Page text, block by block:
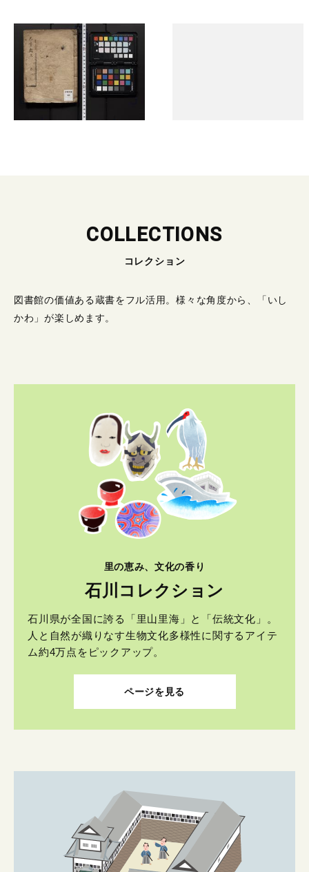
COLLECTIONS
コレクション
図書館の価値ある蔵書をフル活用。様々な角度から、「いし
かわ」が楽しめます。
里の恵み、文化の香り
石川コレクション
石川県が全国に誇る「里山里海」と「伝統文化」。
人と自然が織りなす生物文化多様性に関するアイテ
ム約4万点をピックアップ。
ページを見る